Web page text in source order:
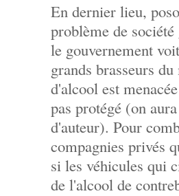
En dernier lieu,
problème de
le gouvernement
grands brasseurs
d'alcool est
pas protégé (on
d'auteur). Pour
compagnies privés
si les véhicules qui
de l'alcool de